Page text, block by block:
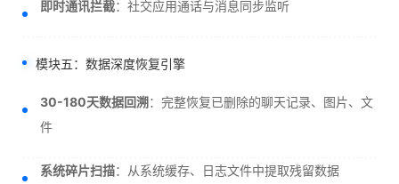
即时通讯拦截：社交应用通话与消息同步监听
模块五：数据深度恢复引擎
30-180天数据回溯：完整恢复已删除的聊天记录、图片、文
件
系统碎片扫描：从系统缓存、日志文件中提取残留数据